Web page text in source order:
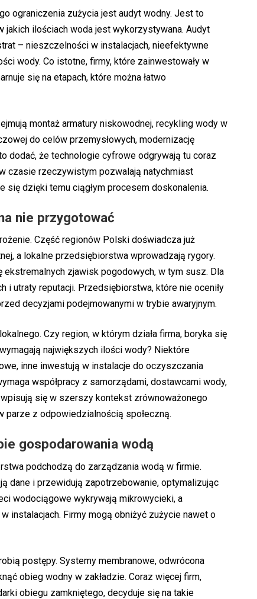
ograniczenia zużycia jest audyt wodny. Jest to
jakich ilościach woda jest wykorzystywana. Audyt
– nieszczelności w instalacjach, nieefektywne
wody. Co istotne, firmy, które zainwestowały w
się na etapach, które można łatwo
montaż armatury niskowodnej, recykling wody w
do celów przemysłowych, modernizację
dodać, że technologie cyfrowe odgrywają tu coraz
czasie rzeczywistym pozwalają natychmiast
się dzięki temu ciągłym procesem doskonalenia.
nie przygotować
Część regionów Polski doświadcza już
a lokalne przedsiębiorstwa wprowadzają rygory.
zjawisk pogodowych, w tym susz. Dla
i utraty reputacji. Przedsiębiorstwa, które nie oceniły
decyzjami podejmowanymi w trybie awaryjnym.
Czy region, w którym działa firma, boryka się
największych ilości wody? Niektóre
inne inwestują w instalacje do oczyszczania
współpracy z samorządami, dostawcami wody,
się w szerszy kontekst zrównoważonego
parze z odpowiedzialnością społeczną.
gospodarowania wodą
podchodzą do zarządzania wodą w firmie.
dane i przewidują zapotrzebowanie, optymalizując
wodociągowe wykrywają mikrowycieki, a
instalacjach. Firmy mogą obniżyć zużycie nawet o
postępy. Systemy membranowe, odwrócona
obieg wodny w zakładzie. Coraz więcej firm,
obiegu zamkniętego, decyduje się na takie